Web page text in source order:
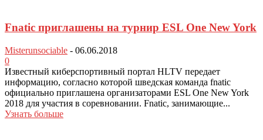
Fnatic приглашены на турнир ESL One New York
Misterunsociable - 06.06.2018
0
Известный киберспортивный портал HLTV передает
информацию, согласно которой шведская команда fnatic
официально приглашена организаторами ESL One New York
2018 для участия в соревновании. Fnatic, занимающие...
Узнать больше